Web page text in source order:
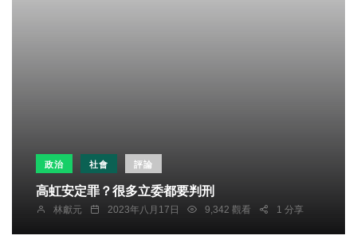
政治 社會 評論
高虹安定罪？很多立委都要判刑
林獻元 2023年八月17日 9,342 觀看 1 分享